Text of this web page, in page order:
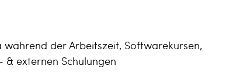
der Arbeitszeit, Softwarekursen,
externen Schulungen